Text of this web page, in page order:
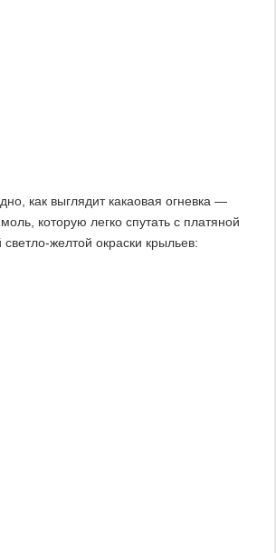
как выглядит какаовая огневка —
которую легко спутать с платяной
желтой окраски крыльев: